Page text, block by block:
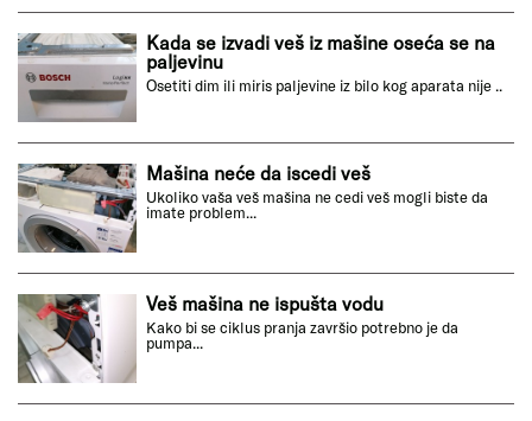
Kada se izvadi veš iz mašine oseća se na
paljevinu
Osetiti dim ili miris paljevine iz bilo kog aparata nije ..
Mašina neće da iscedi veš
Ukoliko vaša veš mašina ne cedi veš mogli biste da
imate problem...
Veš mašina ne ispušta vodu
Kako bi se ciklus pranja završio potrebno je da
pumpa...